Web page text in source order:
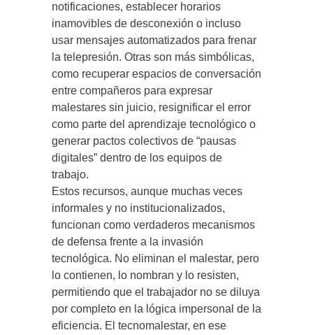
notificaciones, establecer horarios
inamovibles de desconexión o incluso
usar mensajes automatizados para frenar
la telepresión. Otras son más simbólicas,
como recuperar espacios de conversación
entre compañeros para expresar
malestares sin juicio, resignificar el error
como parte del aprendizaje tecnológico o
generar pactos colectivos de “pausas
digitales” dentro de los equipos de
trabajo.
Estos recursos, aunque muchas veces
informales y no institucionalizados,
funcionan como verdaderos mecanismos
de defensa frente a la invasión
tecnológica. No eliminan el malestar, pero
lo contienen, lo nombran y lo resisten,
permitiendo que el trabajador no se diluya
por completo en la lógica impersonal de la
eficiencia. El tecnomalestar, en ese